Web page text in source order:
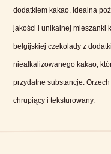
dodatkiem kakao. Idealna
jakości i unikalnej mieszanki
belgijskiej czekolady z
niealkalizowanego kakao,
przydatne substancje.
chrupiący i teksturowany.